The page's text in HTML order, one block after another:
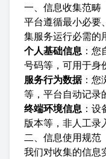
一、信息收集范畴
平台遵循最小必要
集服务运行必需的
个人基础信息 ：
号码等，可用于身
服务行为数据：您
等，平台自动记录
终端环境信息 ：
版本等，非人工录
二、信息使用规范
我们对收集的信息